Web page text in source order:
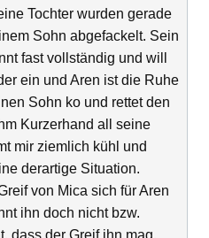
Tochter wurden gerade
Sohn abgefackelt. Sein
fast vollständig und will
ein und Aren ist die Ruhe
Sohn ko und rettet den
Kurzerhand all seine
mir ziemlich kühl und
derartige Situation.
von Mica sich für Aren
ihn doch nicht bzw.
dass der Greif ihn mag.